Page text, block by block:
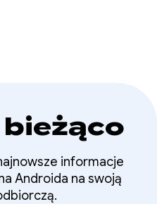
informacje
Androida na swoją